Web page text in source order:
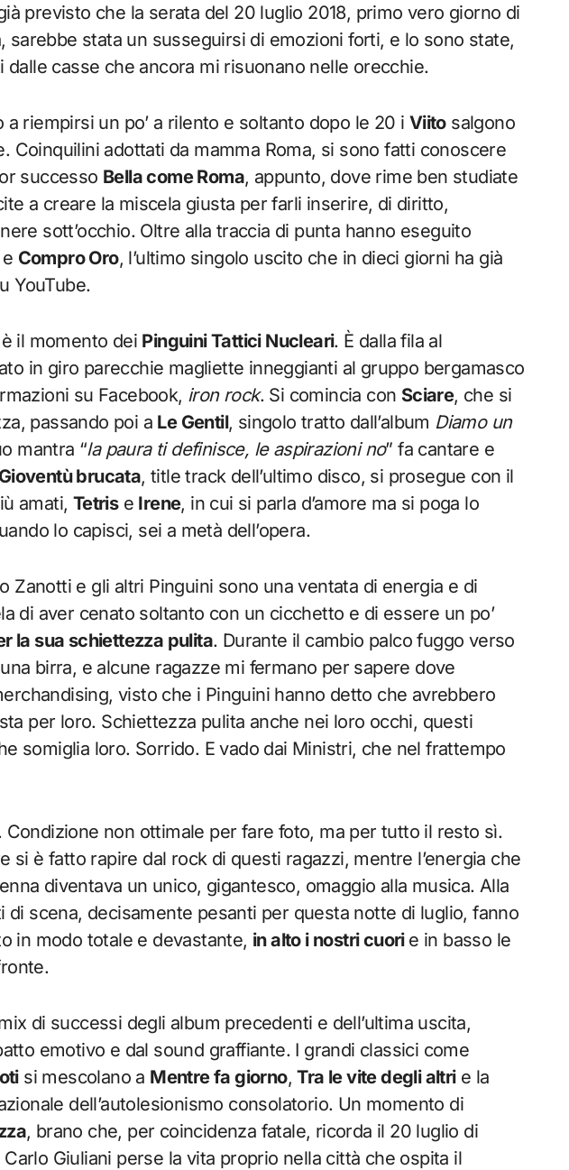
previsto che la serata del 20 luglio 2018, primo vero giorno di
sarebbe stata un susseguirsi di emozioni forti, e lo sono state,
casse che ancora mi risuonano nelle orecchie.
a riempirsi un po’ a rilento e soltanto dopo le 20 i Viitosalgono
Coinquilini adottati da mamma Roma, si sono fatti conoscere
successo Bella come Roma, appunto, dove rime ben studiate
a creare la miscela giusta per farli inserire, di diritto,
sott’occhio. Oltre alla traccia di punta hanno eseguito
e Compro Oro, l’ultimo singolo uscito che in dieci giorni ha già
YouTube.
il momento dei Pinguini Tattici Nucleari. È dalla fila al
in giro parecchie magliette inneggianti al gruppo bergamasco
su Facebook, iron rock. Si comincia con Sciare, che si
passando poi a Le Gentil, singolo tratto dall’album Diamo un
mantra “la paura ti definisce, le aspirazioni no” fa cantare e
Gioventù brucata, title track dell’ultimo disco, si prosegue con il
amati, Tetrise Irene, in cui si parla d’amore ma si poga lo
lo capisci, sei a metà dell’opera.
Zanotti e gli altri Pinguini sono una ventata di energia e di
di aver cenato soltanto con un cicchetto e di essere un po’
la sua schiettezza pulita. Durante il cambio palco fuggo verso
birra, e alcune ragazze mi fermano per sapere dove
visto che i Pinguini hanno detto che avrebbero
per loro. Schiettezza pulita anche nei loro occhi, questi
somiglia loro. Sorrido. E vado dai Ministri, che nel frattempo
Condizione non ottimale per fare foto, ma per tutto il resto sì.
si è fatto rapire dal rock di questi ragazzi, mentre l’energia che
diventava un unico, gigantesco, omaggio alla musica. Alla
di scena, decisamente pesanti per questa notte di luglio, fanno
in modo totale e devastante, in alto i nostri cuori e in basso le
di successi degli album precedenti e dell’ultima uscita,
emotivo e dal sound graffiante. I grandi classici come
si mescolano a Mentre fa giorno,Tra le vite degli altrie la
dell’autolesionismo consolatorio. Un momento di
, brano che, per coincidenza fatale, ricorda il 20 luglio di
Giuliani perse la vita proprio nella città che ospita il